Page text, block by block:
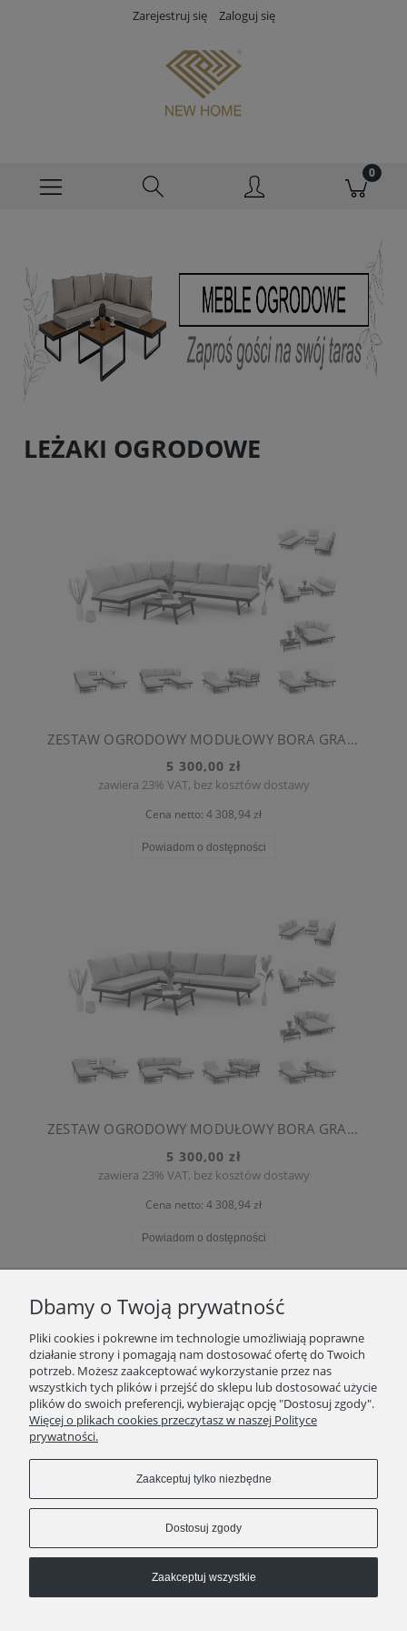
Zarejestruj się Zaloguj się
LEŻAKI OGRODOWE
ZESTAW OGRODOWY MODUŁOWY BORA GRAFITOWO-BEŻOWY
5 300,00 zł
zawiera 23% VAT, bez kosztów dostawy
Cena netto: 4 308,94 zł
Powiadom o dostępności
ZESTAW OGRODOWY MODUŁOWY BORA GRAFITOWO-SZARY
5 300,00 zł
zawiera 23% VAT, bez kosztów dostawy
Cena netto: 4 308,94 zł
Powiadom o dostępności
POMOC
MOJE KONTO
PŁATNOŚCI I DOSTAWA
O NAS
Pokaż pełną wersję strony
Sklep internetowy Shoper.pl
Dbamy o Twoją prywatność
Pliki cookies i pokrewne im technologie umożliwiają poprawne
działanie strony i pomagają nam dostosować ofertę do Twoich
potrzeb. Możesz zaakceptować wykorzystanie przez nas
wszystkich tych plików i przejść do sklepu lub dostosować użycie
plików do swoich preferencji, wybierając opcję "Dostosuj zgody".
Więcej o plikach cookies przeczytasz w naszej Polityce
prywatności.
Zaakceptuj tylko niezbędne
Dostosuj zgody
Zaakceptuj wszystkie